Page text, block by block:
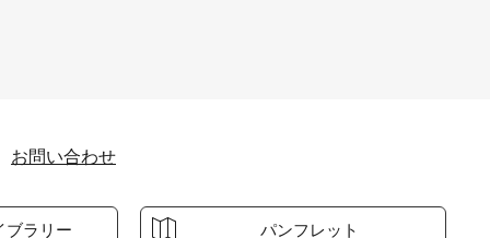
お問い合わせ
ブラリー パンフレット